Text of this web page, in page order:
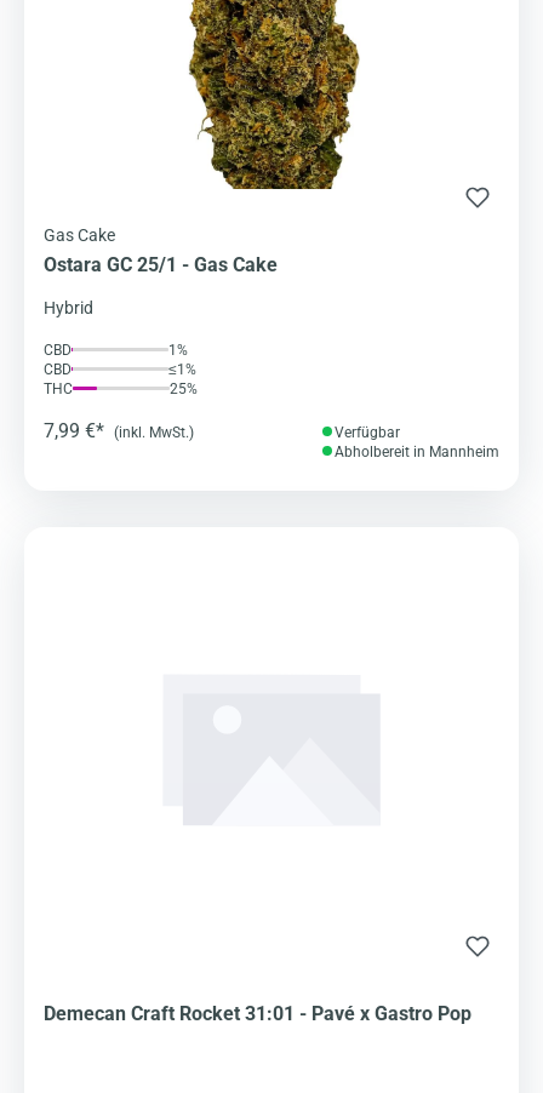
Gas Cake
Ostara GC 25/1 - Gas Cake
Hybrid
CBD
1%
CBD
≤1%
THC
25%
7,99 €* (inkl. MwSt.)
Verfügbar
Abholbereit in Mannheim
Demecan Craft Rocket 31:01 - Pavé x Gastro Pop